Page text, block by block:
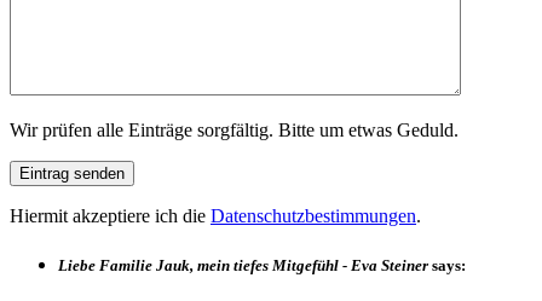
Wir prüfen alle Einträge sorgfältig. Bitte um etwas Geduld.
Hiermit akzeptiere ich die Datenschutzbestimmungen.
Liebe Familie Jauk, mein tiefes Mitgefühl - Eva Steiner says: